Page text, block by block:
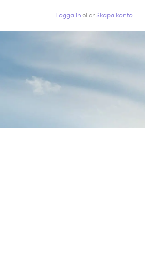
Logga in eller Skapa konto